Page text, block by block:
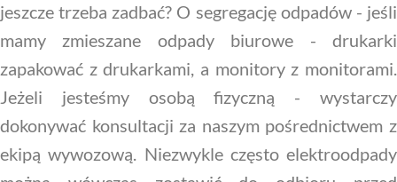
jeszcze trzeba zadbać? O segregację odpadów - jeśli
mamy zmieszane odpady biurowe - drukarki
zapakować z drukarkami, a monitory z monitorami.
Jeżeli jesteśmy osobą fizyczną - wystarczy
dokonywać konsultacji za naszym pośrednictwem z
ekipą wywozową. Niezwykle często elektroodpady